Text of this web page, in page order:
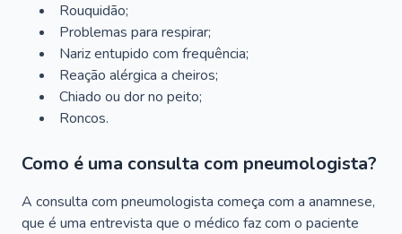
Rouquidão;
Problemas para respirar;
Nariz entupido com frequência;
Reação alérgica a cheiros;
Chiado ou dor no peito;
Roncos.
Como é uma consulta com pneumologista?
A consulta com pneumologista começa com a anamnese,
que é uma entrevista que o médico faz com o paciente